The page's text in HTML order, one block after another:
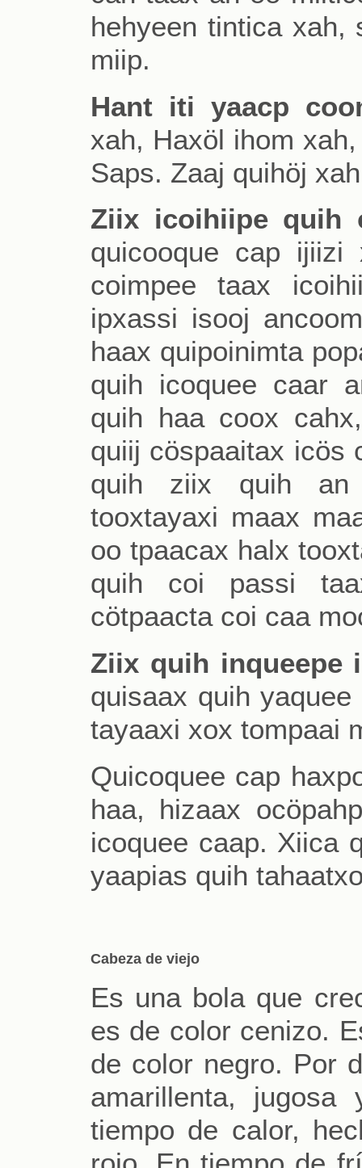
hehyeen tintica xah,
miip.
Hant iti yaacp
xah, Haxöl ihom
Saps. Zaaj quihöj
Ziix icoihiipe quih
quicooque cap
coimpee taax
ipxassi isooj
haax quipoinimta
quih icoquee caar
quih haa coox
quiij cöspaaitax icös
quih ziix quih an
tooxtayaxi maax
oo tpaacax halx
quih coi passi
cötpaacta coi caa
Ziix quih inqueepe
quisaax quih
tayaaxi xox tompaai
Quicoquee cap
haa, hizaax
icoquee caap. Xiica
yaapias quih
Cabeza de viejo
Es una bola que
es de color cenizo.
de color negro. Por
amarillenta,
tiempo de calor,